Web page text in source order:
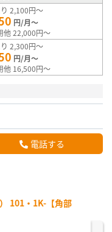
2,100円～
円/月～
他 22,000円～
2,300円～
円/月～
他 16,500円～
電話する
101・1K-【角部